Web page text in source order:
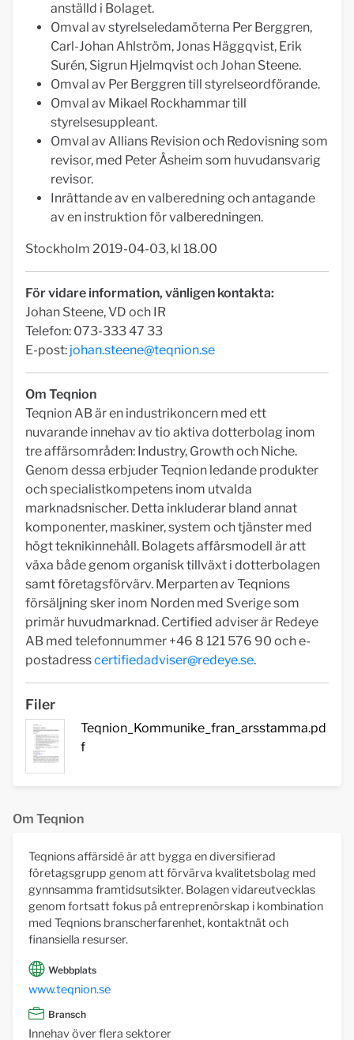
anställd i Bolaget.
Omval av styrelseledamöterna Per Berggren,
Carl-Johan Ahlström, Jonas Häggqvist, Erik
Surén, Sigrun Hjelmqvist och Johan Steene.
Omval av Per Berggren till styrelseordförande.
Omval av Mikael Rockhammar till
styrelsesuppleant.
Omval av Allians Revision och Redovisning som
revisor, med Peter Åsheim som huvudansvarig
revisor.
Inrättande av en valberedning och antagande
av en instruktion för valberedningen.
Stockholm 2019-04-03, kl 18.00
För vidare information, vänligen kontakta:
Johan Steene, VD och IR
Telefon: 073-333 47 33
E-post: johan.steene@teqnion.se
Om Teqnion
Teqnion AB är en industrikoncern med ett
nuvarande innehav av tio aktiva dotterbolag inom
tre affärsområden: Industry, Growth och Niche.
Genom dessa erbjuder Teqnion ledande produkter
och specialistkompetens inom utvalda
marknadsnischer. Detta inkluderar bland annat
komponenter, maskiner, system och tjänster med
högt teknikinnehåll. Bolagets affärsmodell är att
växa både genom organisk tillväxt i dotterbolagen
samt företagsförvärv. Merparten av Teqnions
försäljning sker inom Norden med Sverige som
primär huvudmarknad. Certified adviser är Redeye
AB med telefonnummer +46 8 121 576 90 och e-
postadresscertifiedadviser@redeye.se.
Filer
Teqnion_Kommunike_fran_arsstamma.pd
f
Om Teqnion
Teqnions affärsidé är att bygga en diversifierad
företagsgrupp genom att förvärva kvalitetsbolag med
gynnsamma framtidsutsikter. Bolagen vidareutvecklas
genom fortsatt fokus på entreprenörskap i kombination
med Teqnions branscherfarenhet, kontaktnät och
finansiella resurser.
Webbplats
www.teqnion.se
Bransch
Innehav över flera sektorer